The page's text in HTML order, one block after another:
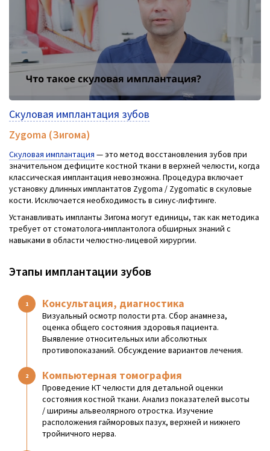
Zygoma (Зигома)
Скуловая имплантация — это метод восстановления зубов при
значительном дефиците костной ткани в верхней челюсти, когда
классическая имплантация невозможна. Процедура включает
установку длинных имплантатов Zygoma / Zygomatic в скуловые
кости. Исключается необходимость в синус-лифтинге.
Устанавливать импланты Зигома могут единицы, так как методика
требует от стоматолога-имплантолога обширных знаний с
навыками в области челюстно-лицевой хирургии.
Скуловая имплантация зубов
Этапы имплантации зубов
Консультация, диагностика
Визуальный осмотр полости рта. Сбор анамнеза,
оценка общего состояния здоровья пациента.
Выявление относительных или абсолютных
противопоказаний. Обсуждение вариантов лечения.
Компьютерная томография
Проведение КТ челюсти для детальной оценки
состояния костной ткани. Анализ показателей высоты
/ ширины альвеолярного отростка. Изучение
расположения гайморовых пазух, верхней и нижнего
тройничного нерва.